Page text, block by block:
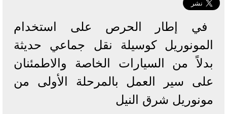
في إطار الحرص على استخدام
المونوريل كوسيلة نقل جماعي حديثة
بدلاً من السيارات الخاصة والاطمئنان
على سير العمل بالمرحلة الأولى من
مونوريل شرق النيل